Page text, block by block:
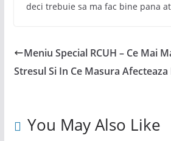
deci trebuie sa ma fac bine pana
Meniu Special RCUH – Ce Mai
Stresul Si In Ce Masura
You May Also Like